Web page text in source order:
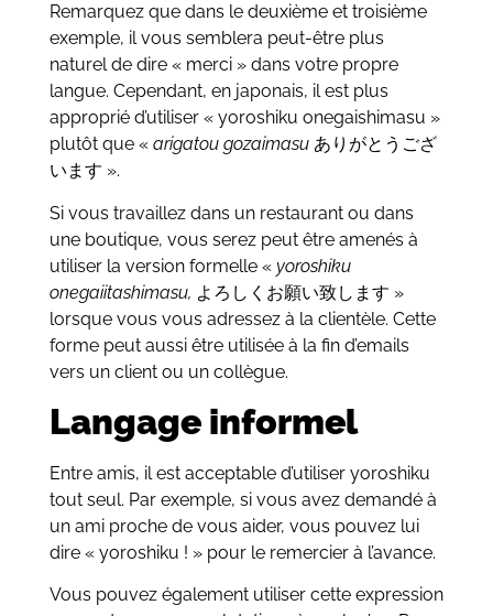
Remarquez que dans le deuxième et troisième
exemple, il vous semblera peut-être plus
naturel de dire « merci » dans votre propre
langue. Cependant, en japonais, il est plus
approprié d’utiliser « yoroshiku onegaishimasu »
plutôt que « arigatou gozaimasuありがとうござ
います ».
Si vous travaillez dans un restaurant ou dans
une boutique, vous serez peut être amenés à
utiliser la version formelle « yoroshiku
onegaiitashimasu, よろしくお願い致します »
lorsque vous vous adressez à la clientèle. Cette
forme peut aussi être utilisée à la fin d’emails
vers un client ou un collègue.
Langage informel
Entre amis, il est acceptable d’utiliser yoroshiku
tout seul. Par exemple, si vous avez demandé à
un ami proche de vous aider, vous pouvez lui
dire « yoroshiku ! » pour le remercier à l’avance.
Vous pouvez également utiliser cette expression